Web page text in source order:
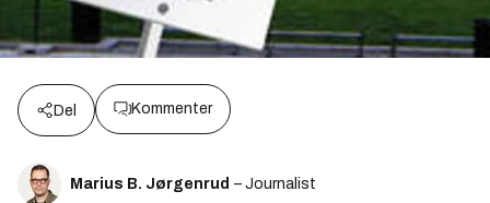
Del Kommenter
Marius B. Jørgenrud – Journalist